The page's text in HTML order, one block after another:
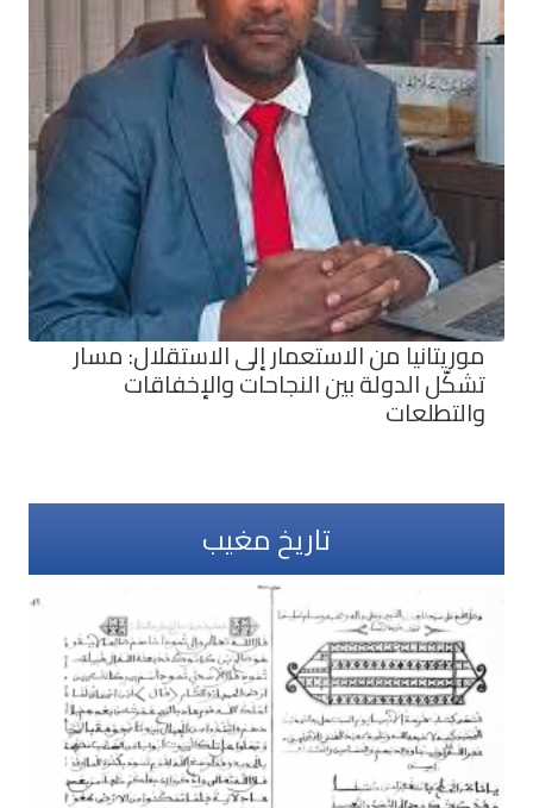
موريتانيا من الاستعمار إلى الاستقلال: مسار
تشكّل الدولة بين النجاحات والإخفاقات
والتطلعات
تاريخ مغيب